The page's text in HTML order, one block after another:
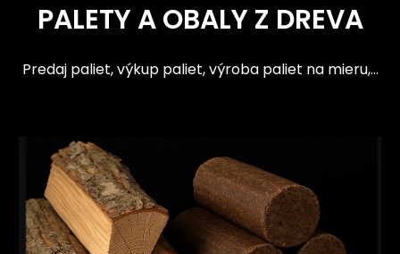
PALETY A OBALY Z DREVA
Predaj paliet, výkup paliet, výroba paliet na mieru,...